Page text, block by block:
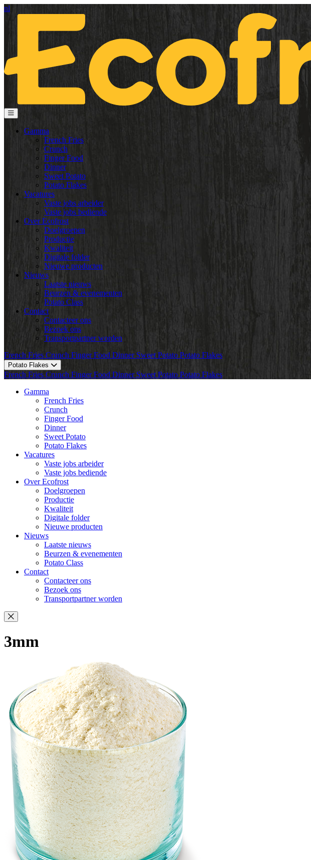
nl
Gamma
French Fries
Crunch
Finger Food
Dinner
Sweet Potato
Potato Flakes
Vacatures
Vaste jobs arbeider
Vaste jobs bediende
Over Ecofrost
Doelgroepen
Productie
Kwaliteit
Digitale folder
Nieuwe producten
Nieuws
Laatste nieuws
Beurzen & evenementen
Potato Class
Contact
Contacteer ons
Bezoek ons
Transportpartner worden
French Fries Crunch Finger Food Dinner Sweet Potato Potato Flakes
Potato Flakes
French Fries Crunch Finger Food Dinner Sweet Potato Potato Flakes
Gamma
French Fries
Crunch
Finger Food
Dinner
Sweet Potato
Potato Flakes
Vacatures
Vaste jobs arbeider
Vaste jobs bediende
Over Ecofrost
Doelgroepen
Productie
Kwaliteit
Digitale folder
Nieuwe producten
Nieuws
Laatste nieuws
Beurzen & evenementen
Potato Class
Contact
Contacteer ons
Bezoek ons
Transportpartner worden
3mm